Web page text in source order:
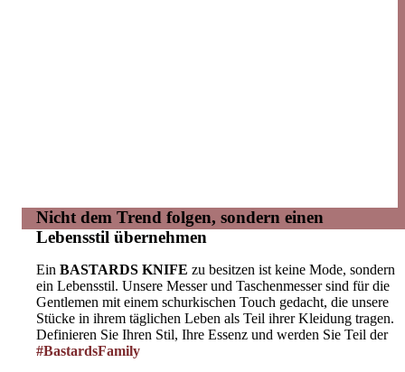
Nicht dem Trend folgen, sondern einen
Lebensstil übernehmen
Ein BASTARDS KNIFE zu besitzen ist keine Mode, sondern
ein Lebensstil. Unsere Messer und Taschenmesser sind für die
Gentlemen mit einem schurkischen Touch gedacht, die unsere
Stücke in ihrem täglichen Leben als Teil ihrer Kleidung tragen.
Definieren Sie Ihren Stil, Ihre Essenz und werden Sie Teil der
#BastardsFamily